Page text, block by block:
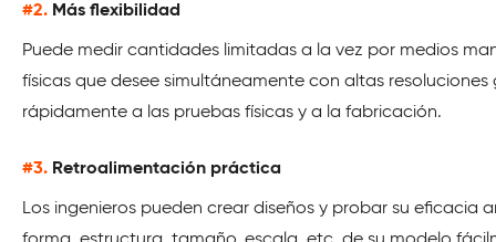
#2. Más flexibilidad
Puede medir cantidades limitadas a la vez por medios
físicas que desee simultáneamente con altas
rápidamente a las pruebas físicas y a la fabricación.
#3. Retroalimentación práctica
Los ingenieros pueden crear diseños y probar su eficacia